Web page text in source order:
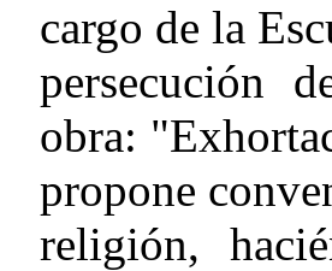
cargo de la
persecución
obra:
propone
religión,